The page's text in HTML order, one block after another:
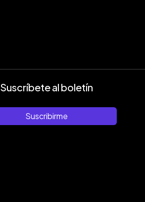
Suscríbete al boletín
Suscribirme